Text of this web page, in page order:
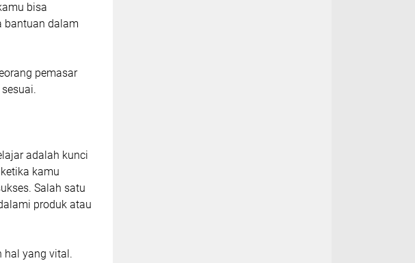
bisa
bantuan dalam
pemasar
adalah kunci
kamu
Salah satu
produk atau
hal yang vital.